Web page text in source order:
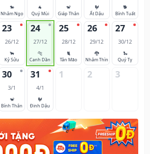
🐎
Nhâm Ngọ
🐐
Quý Mùi
🐒
Giáp Thân
🐓
Ất Dậu
🐕
Bính Tuất
23
26/12
🐂
Kỷ Sửu
24
27/12
🐅
Canh Dần
25
28/12
🐈
Tân Mão
26
29/12
🐉
Nhâm Thìn
27
30/12
🐍
Quý Tỵ
30
3/1
🐒
Bính Thân
31
4/1
🐓
Đinh Dậu
1 2 3